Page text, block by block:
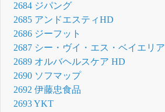
2684 ジパング
2685 アンドエスティHD
2686 ジーフット
2687 シー・ヴイ・エス・ベイエリア
2689 オルバヘルスケア HD
2690 ソフマップ
2692 伊藤忠食品
2693 YKT